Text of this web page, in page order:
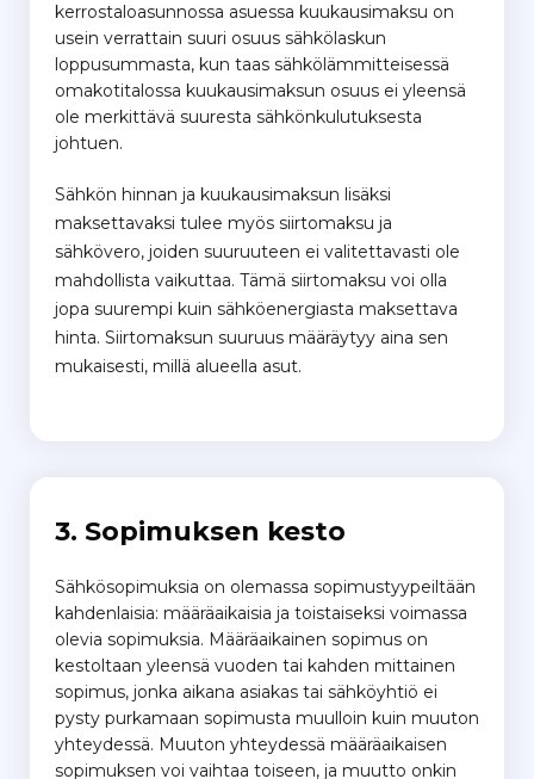
kerrostaloasunnossa asuessa kuukausimaksu on
usein verrattain suuri osuus sähkölaskun
loppusummasta, kun taas sähkölämmitteisessä
omakotitalossa kuukausimaksun osuus ei yleensä
ole merkittävä suuresta sähkönkulutuksesta
johtuen.
Sähkön hinnan ja kuukausimaksun lisäksi
maksettavaksi tulee myös siirtomaksu ja
sähkövero, joiden suuruuteen ei valitettavasti ole
mahdollista vaikuttaa. Tämä siirtomaksu voi olla
jopa suurempi kuin sähköenergiasta maksettava
hinta. Siirtomaksun suuruus määräytyy aina sen
mukaisesti, millä alueella asut.
3. Sopimuksen kesto
Sähkösopimuksia on olemassa sopimustyypeiltään
kahdenlaisia: määräaikaisia ja toistaiseksi voimassa
olevia sopimuksia. Määräaikainen sopimus on
kestoltaan yleensä vuoden tai kahden mittainen
sopimus, jonka aikana asiakas tai sähköyhtiö ei
pysty purkamaan sopimusta muulloin kuin muuton
yhteydessä. Muuton yhteydessä määräaikaisen
sopimuksen voi vaihtaa toiseen, ja muutto onkin